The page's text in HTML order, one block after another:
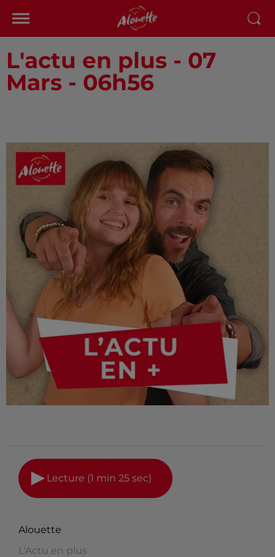
L'actu en plus - 07
Mars - 06h56
Lecture (1 min 25 sec)
Alouette
L'Actu en plus